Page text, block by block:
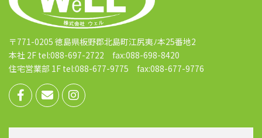
〒771-0205 徳島県板野郡北島町江尻夷ﾉ本25番地2
本社 2F tel:088-697-2722 fax:088-698-8420
住宅営業部 1F tel:088-677-9775 fax:088-677-9776